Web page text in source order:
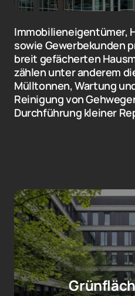
Immobilieneigentümer,
sowie Gewerbekunden
breit gefächerten
zählen unter anderem
Mülltonnen, Wartung
Reinigung von
Durchführung kleiner